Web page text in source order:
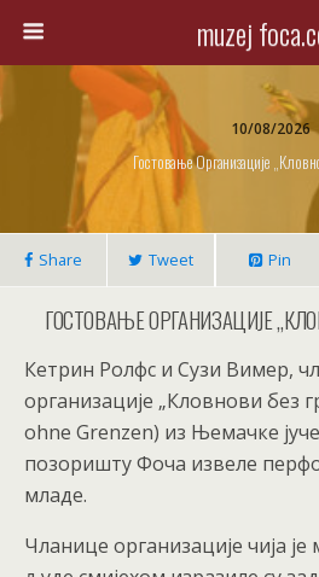
muzej
10/08/2026
Гостовање Организације
Share Tweet Pin
ГОСТОВАЊЕ ОРГАНИЗАЦИЈЕ
Кетрин Ролфс и Сузи Вимер,
организације „Кловнови без
ohne Grenzen) из Њемачке
позоришту Фоча извеле
младе.
Чланице организације чија